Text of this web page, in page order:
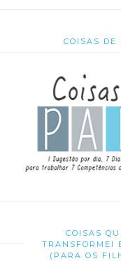
COISAS DE
COISAS
TRANSFORMEI
(PARA OS